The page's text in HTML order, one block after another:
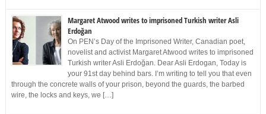
Margaret Atwood writes to imprisoned Turkish writer Asli
Erdoğan
On PEN’s Day of the Imprisoned Writer, Canadian poet,
novelist and activist Margaret Atwood writes to imprisoned
Turkish writer Asli Erdoğan. Dear Asli Erdogan, Today is
your 91st day behind bars. I’m writing to tell you that even
through the concrete walls of your prison, beyond the guards, the barbed
wire, the locks and keys, we […]